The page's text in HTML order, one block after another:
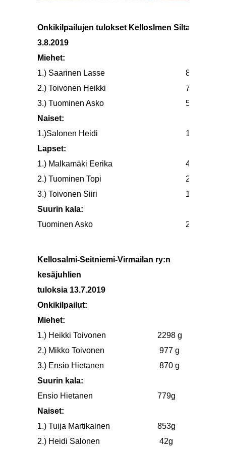
Onkikilpailujen tulokset Kelloslmen
3.8.2019
Miehet:
1.) Saarinen Lasse
895 gr
2.) Toivonen Heikki
793 gr
3.) Tuominen Asko
540 gr
Naiset:
1.)Salonen Heidi
10 gr
Lapset:
1.) Malkamäki Eerika
465 gr
2.) Tuominen Topi
240 gr
3.) Toivonen Siiri
180 gr
Suurin kala:
Tuominen Asko
270 gr
Kellosalmi-Seitniemi-Virmailan ry:n
kesäjuhlien
tuloksia 13.7.2019
Onkikilpailut:
Miehet:
1.) Heikki Toivonen
2298 g
2.) Mikko Toivonen
977 g
3.) Ensio Hietanen
870 g
Suurin kala:
Ensio Hietanen
779g
Naiset:
1.) Tuija Martikainen
853g
2.) Heidi Salonen
42g